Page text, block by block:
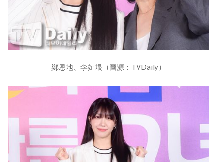
鄭恩地、李姃垠（圖源：TVDaily）